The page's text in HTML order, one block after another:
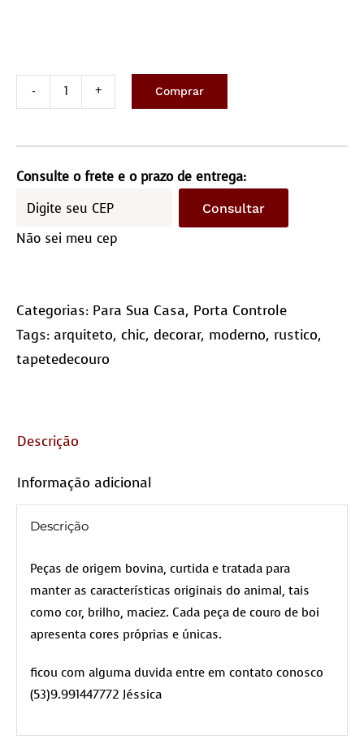
para
sofá
quantidade
Comprar
Consulte o frete e o prazo de entrega:
Consultar
Não sei meu cep
Categorias: Para Sua Casa, Porta Controle
Tags: arquiteto, chic, decorar, moderno, rustico,
tapetedecouro
Descrição
Informação adicional
Descrição
Peças de origem bovina, curtida e tratada para
manter as características originais do animal, tais
como cor, brilho, maciez. Cada peça de couro de boi
apresenta cores próprias e únicas.
ficou com alguma duvida entre em contato conosco
(53)9.991447772 Jéssica